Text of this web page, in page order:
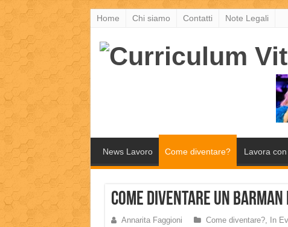
Home Chi siamo Contatti Note Legali
News Lavoro Come diventare? Lavora con
Come diventare un
Annarita Faggioni Come diventare?, In